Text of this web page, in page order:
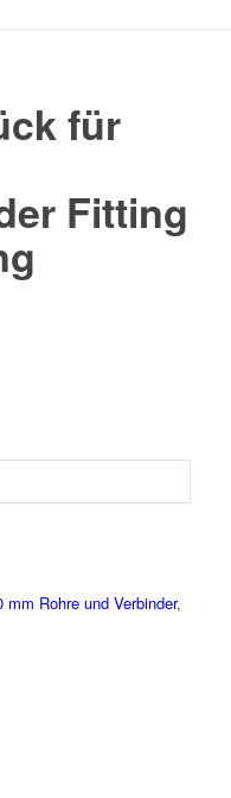
für
Fitting
mm Rohre und Verbinder,